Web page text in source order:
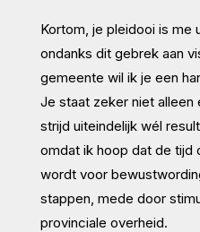
Kortom, je pleidooi is me
ondanks dit gebrek aan
gemeente wil ik je een
Je staat zeker niet alleen
strijd uiteindelijk wél
omdat ik hoop dat de tijd
wordt voor
stappen, mede door
provinciale overheid.